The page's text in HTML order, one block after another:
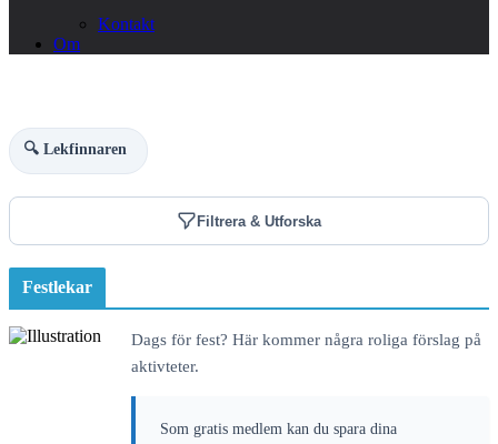
Kontakt
Om
🔍 Lekfinnaren
Filtrera & Utforska
Festlekar
Dags för fest? Här kommer några roliga förslag på
aktivteter.
Som gratis medlem kan du spara dina